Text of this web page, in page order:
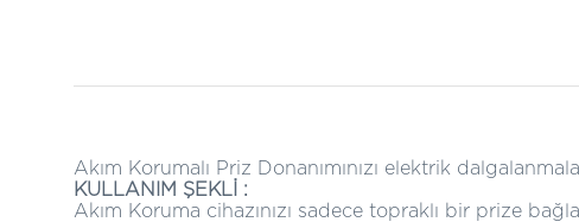
Akım Korumalı Priz Donanımınızı elektrik
KULLANIM ŞEKLİ :
Akım Koruma cihazınızı sadece topraklı bir prize